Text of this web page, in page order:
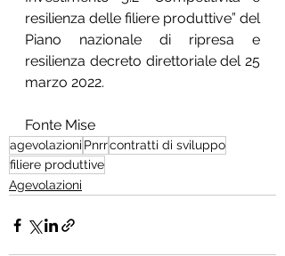
resilienza delle filiere produttive” del
Piano nazionale di ripresa e
resilienza decreto direttoriale del 25
marzo 2022.
Fonte Mise
agevolazioni Pnrrcontratti di sviluppo
filiere produttive
Agevolazioni